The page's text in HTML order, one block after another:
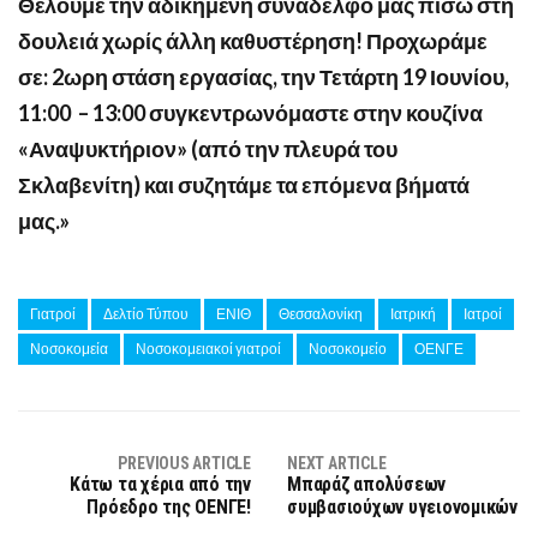
δουλειά χωρίς άλλη καθυστέρηση! Προχωράμε
σε: 2ωρη στάση εργασίας, την Τετάρτη 19 Ιουνίου,
11:00 – 13:00 συγκεντρωνόμαστε στην κουζίνα
«Αναψυκτήριον» (από την πλευρά του
Σκλαβενίτη) και συζητάμε τα επόμενα βήματά
μας.»
Γιατροί Δελτίο Τύπου ΕΝΙΘ Θεσσαλονίκη Ιατρική
Ιατροί
Νοσοκομεία
Νοσοκομειακοί γιατροί Νοσοκομείο ΟΕΝΓΕ
PREVIOUS ARTICLE
Κάτω τα χέρια από την
Πρόεδρο της ΟΕΝΓΕ!
NEXT ARTICLE
Μπαράζ απολύσεων
συμβασιούχων υγειονομικών